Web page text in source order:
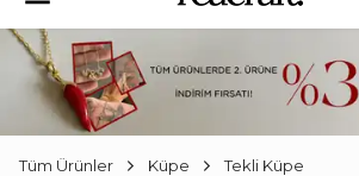
Tüm Ürünler Küpe Tekli Küpe